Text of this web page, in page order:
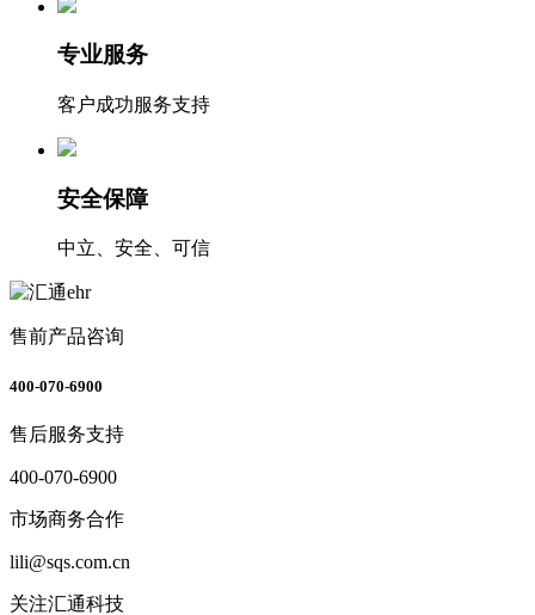
专业服务
客户成功服务支持
安全保障
中立、安全、可信
售前产品咨询
400-070-6900
售后服务支持
400-070-6900
市场商务合作
lili@sqs.com.cn
关注汇通科技